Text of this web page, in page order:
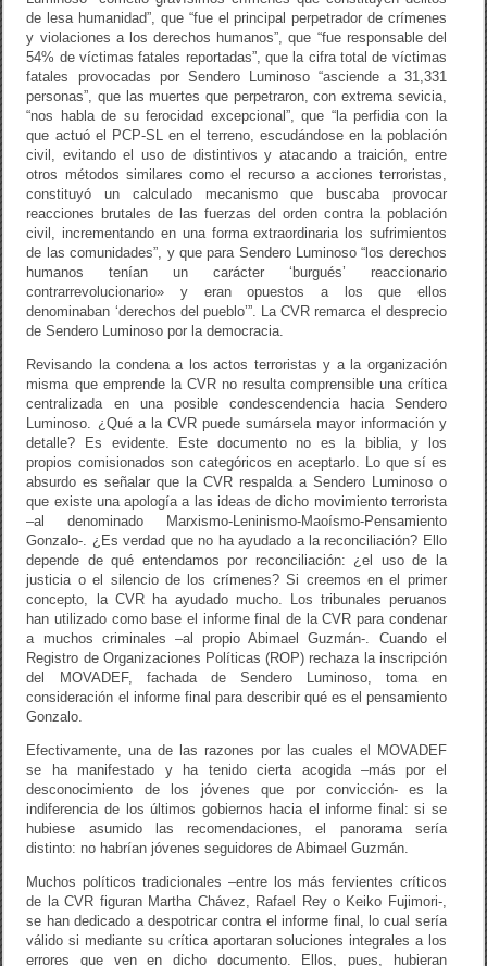
de lesa humanidad”, que “fue el principal perpetrador de crímenes
y violaciones a los derechos humanos”, que “fue responsable del
54% de víctimas fatales reportadas”, que la cifra total de víctimas
fatales provocadas por Sendero Luminoso “asciende a 31,331
personas”, que las muertes que perpetraron, con extrema sevicia,
“nos habla de su ferocidad excepcional”, que “la perfidia con la
que actuó el PCP-SL en el terreno, escudándose en la población
civil, evitando el uso de distintivos y atacando a traición, entre
otros métodos similares como el recurso a acciones terroristas,
constituyó un calculado mecanismo que buscaba provocar
reacciones brutales de las fuerzas del orden contra la población
civil, incrementando en una forma extraordinaria los sufrimientos
de las comunidades”, y que para Sendero Luminoso “los derechos
humanos tenían un carácter ‘burgués’ reaccionario
contrarrevolucionario» y eran opuestos a los que ellos
denominaban ‘derechos del pueblo’”. La CVR remarca el desprecio
de Sendero Luminoso por la democracia.
Revisando la condena a los actos terroristas y a la organización
misma que emprende la CVR no resulta comprensible una crítica
centralizada en una posible condescendencia hacia Sendero
Luminoso. ¿Qué a la CVR puede sumársela mayor información y
detalle? Es evidente. Este documento no es la biblia, y los
propios comisionados son categóricos en aceptarlo. Lo que sí es
absurdo es señalar que la CVR respalda a Sendero Luminoso o
que existe una apología a las ideas de dicho movimiento terrorista
–al denominado Marxismo-Leninismo-Maoísmo-Pensamiento
Gonzalo-. ¿Es verdad que no ha ayudado a la reconciliación? Ello
depende de qué entendamos por reconciliación: ¿el uso de la
justicia o el silencio de los crímenes? Si creemos en el primer
concepto, la CVR ha ayudado mucho. Los tribunales peruanos
han utilizado como base el informe final de la CVR para condenar
a muchos criminales –al propio Abimael Guzmán-. Cuando el
Registro de Organizaciones Políticas (ROP) rechaza la inscripción
del MOVADEF, fachada de Sendero Luminoso, toma en
consideración el informe final para describir qué es el pensamiento
Gonzalo.
Efectivamente, una de las razones por las cuales el MOVADEF
se ha manifestado y ha tenido cierta acogida –más por el
desconocimiento de los jóvenes que por convicción- es la
indiferencia de los últimos gobiernos hacia el informe final: si se
hubiese asumido las recomendaciones, el panorama sería
distinto: no habrían jóvenes seguidores de Abimael Guzmán.
Muchos políticos tradicionales –entre los más fervientes críticos
de la CVR figuran Martha Chávez, Rafael Rey o Keiko Fujimori-,
se han dedicado a despotricar contra el informe final, lo cual sería
válido si mediante su crítica aportaran soluciones integrales a los
errores que ven en dicho documento. Ellos, pues, hubieran